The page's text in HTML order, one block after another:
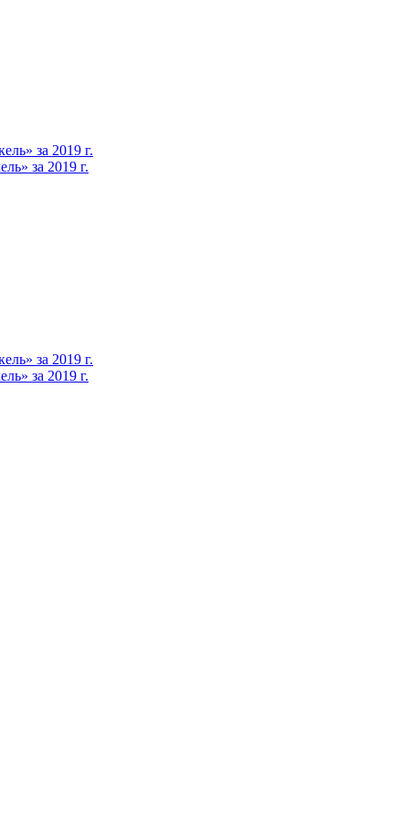
за 2019 г.
за 2019 г.
за 2019 г.
за 2019 г.